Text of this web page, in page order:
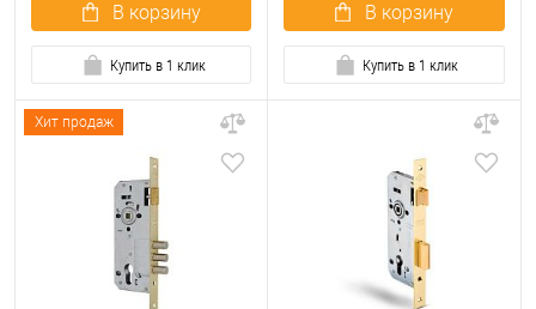
В корзину
Купить в 1 клик
В корзину
Купить в 1 клик
Хит продаж